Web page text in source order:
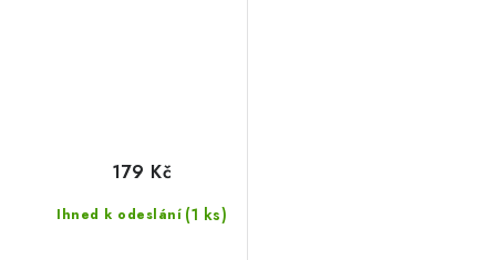
Ihned k odeslání (1 ks)
179 Kč